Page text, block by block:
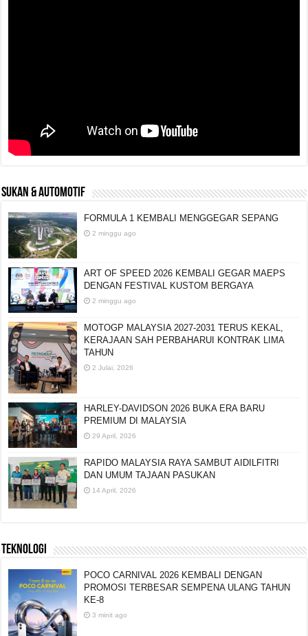
SUKAN & AUTOMOTIF
FORMULA 1 KEMBALI MENGGEGAR SEPANG
2 minggu ago
ART OF SPEED 2026 KEMBALI GEGAR MAEPS
DENGAN FESTIVAL KUSTOM BERGAYA
2 minggu ago
MOTOGP MALAYSIA 2027-2031 TERUS KEKAL,
KERAJAAN SAH PERBAHARUI KONTRAK LIMA
TAHUN
2 Julai, 2026
HARLEY-DAVIDSON 2026 BUKA ERA BARU
PREMIUM DI MALAYSIA
29 April, 2026
RAPIDO MALAYSIA RAYA SAMBUT AIDILFITRI
DAN UMUM TAJAAN PASUKAN
14 April, 2026
TEKNOLOGI
POCO CARNIVAL 2026 KEMBALI DENGAN
PROMOSI TERBESAR SEMPENA ULANG TAHUN
KE-8
3 minit ago